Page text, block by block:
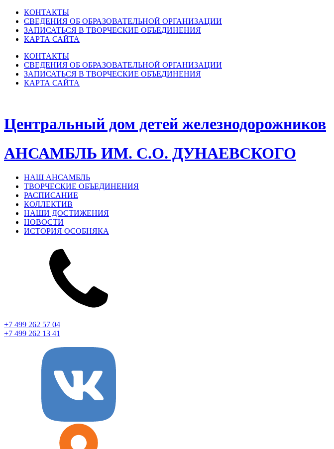
КОНТАКТЫ
СВЕДЕНИЯ ОБ ОБРАЗОВАТЕЛЬНОЙ ОРГАНИЗАЦИИ
ЗАПИСАТЬСЯ В ТВОРЧЕСКИЕ ОБЪЕДИНЕНИЯ
КАРТА САЙТА
КОНТАКТЫ
СВЕДЕНИЯ ОБ ОБРАЗОВАТЕЛЬНОЙ ОРГАНИЗАЦИИ
ЗАПИСАТЬСЯ В ТВОРЧЕСКИЕ ОБЪЕДИНЕНИЯ
КАРТА САЙТА
Центральный дом детей железнодорожников
АНСАМБЛЬ ИМ. С.О. ДУНАЕВСКОГО
НАШ АНСАМБЛЬ
ТВОРЧЕСКИЕ ОБЪЕДИНЕНИЯ
РАСПИСАНИЕ
КОЛЛЕКТИВ
НАШИ ДОСТИЖЕНИЯ
НОВОСТИ
ИСТОРИЯ ОСОБНЯКА
+7 499 262 57 04
+7 499 262 13 41